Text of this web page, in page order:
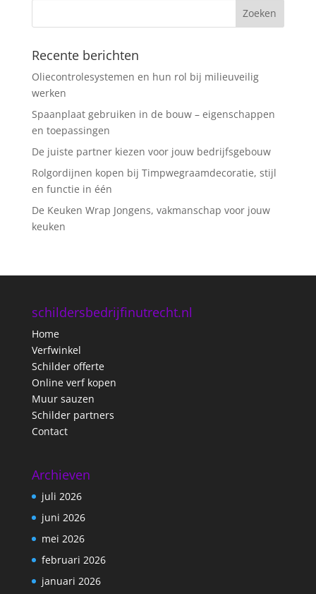
Recente berichten
Oliecontrolesystemen en hun rol bij milieuveilig
werken
Spaanplaat gebruiken in de bouw – eigenschappen
en toepassingen
De juiste partner kiezen voor jouw bedrijfsgebouw
Rolgordijnen kopen bij Timpwegraamdecoratie, stijl
en functie in één
De Keuken Wrap Jongens, vakmanschap voor jouw
keuken
schildersbedrijfinutrecht.nl
Home
Verfwinkel
Schilder offerte
Online verf kopen
Muur sauzen
Schilder partners
Contact
Archieven
juli 2026
juni 2026
mei 2026
februari 2026
januari 2026